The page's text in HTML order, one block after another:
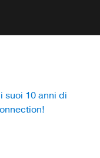
suoi 10 anni di